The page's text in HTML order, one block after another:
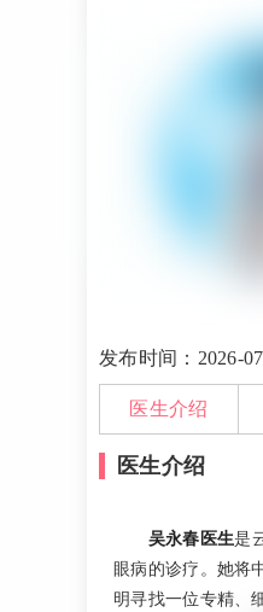
发布时间：2026-
医生介绍
医生介绍
吴永春医生是
眼病的诊疗。她将
明寻找一位专精、